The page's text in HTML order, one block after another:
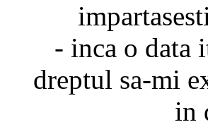
- inca o data
dreptul sa-mi
in